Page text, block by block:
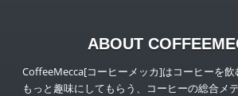
ABOUT
CoffeeMecca[コーヒーメッカ]はコーヒーを
もっと趣味にしてもらう、コーヒーの総合メ